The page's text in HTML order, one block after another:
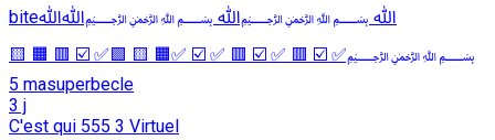
biteﷲ ﷽ﷲ ﷽ﷲﷲ
﷽✅ ☑️ 🟥 ✅ ☑️ 🟥 ✅ ☑️ ✅🟧 🟨 🟩✅ ☑️ 🟥 🟧 🟨
masuperbecle
3 j
C'est qui 555 3 Virtuel